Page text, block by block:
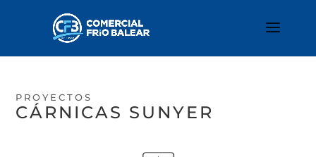
PROYECTOS
CÁRNICAS SUNYER